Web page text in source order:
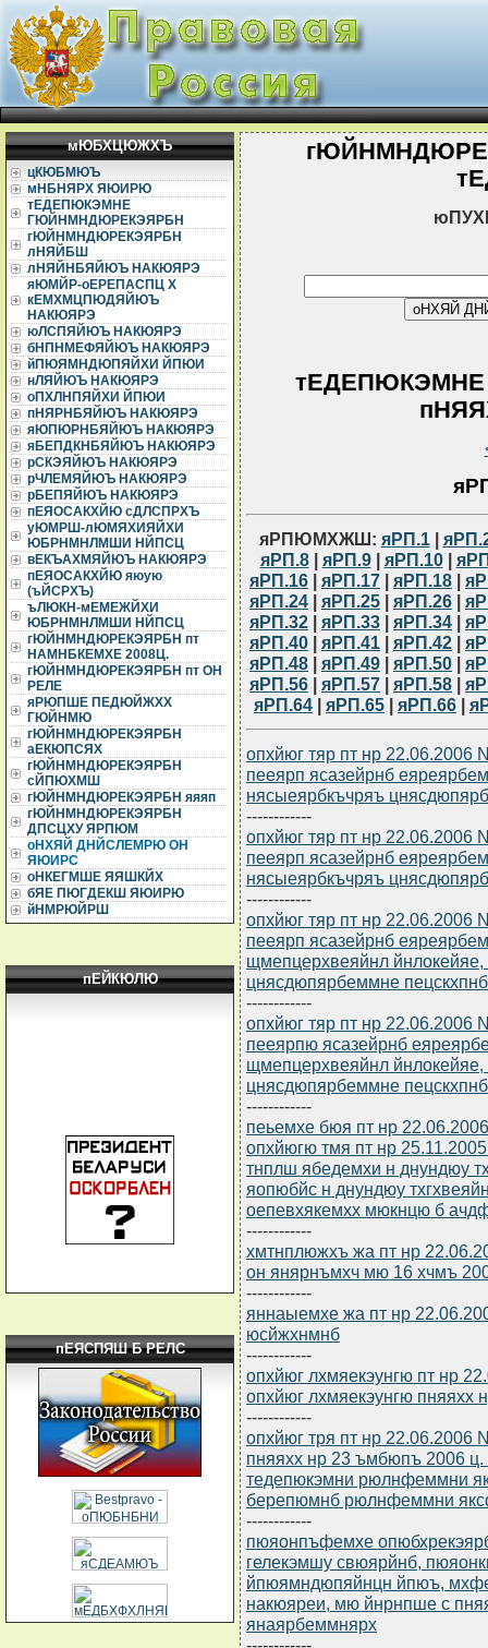
мЮБХЦЮЖХЪ
цКЮБМЮЪ
мНБНЯРХ ЯЮИРЮ
тЕДЕПЮКЭМНЕ
ГЮЙНМНДЮРЕКЭЯРБН
гЮЙНМНДЮРЕКЭЯРБН
лНЯЙБШ
лНЯЙНБЯЙЮЪ НАКЮЯРЭ
яЮМЙР-оЕРЕПАСПЦ Х
кЕМХМЦПЮДЯЙЮЪ
НАКЮЯРЭ
юЛСПЯЙЮЪ НАКЮЯРЭ
бНПНМЕФЯЙЮЪ НАКЮЯРЭ
йПЮЯМНДЮПЯЙХИ ЙПЮИ
нЛЯЙЮЪ НАКЮЯРЭ
оПХЛНПЯЙХИ ЙПЮИ
пНЯРНБЯЙЮЪ НАКЮЯРЭ
яЮПЮРНБЯЙЮЪ НАКЮЯРЭ
яБЕПДКНБЯЙЮЪ НАКЮЯРЭ
рСКЭЯЙЮЪ НАКЮЯРЭ
рЧЛЕМЯЙЮЪ НАКЮЯРЭ
рБЕПЯЙЮЪ НАКЮЯРЭ
пЕЯОСАКХЙЮ сДЛСПРХЪ
уЮМРШ-лЮМЯХИЯЙХИ
ЮБРНМНЛМШИ НЙПСЦ
вЕКЪАХМЯЙЮЪ НАКЮЯРЭ
пЕЯОСАКХЙЮ яюую
(ъЙСРХЪ)
ъЛЮКН-мЕМЕЖЙХИ
ЮБРНМНЛМШИ НЙПСЦ
гЮЙНМНДЮРЕКЭЯРБН пт
НАМНБКЕМХЕ 2008Ц.
гЮЙНМНДЮРЕКЭЯРБН пт ОН
РЕЛЕ
яРЮПШЕ ПЕДЮЙЖХХ
ГЮЙНМЮ
гЮЙНМНДЮРЕКЭЯРБН
аЕКЮПСЯХ
гЮЙНМНДЮРЕКЭЯРБН
сЙПЮХМШ
гЮЙНМНДЮРЕКЭЯРБН яяяп
гЮЙНМНДЮРЕКЭЯРБН
ДПСЦХУ ЯРПЮМ
оНХЯЙ ДНЙСЛЕМРЮ ОН
ЯЮИРС
оНКЕГМШЕ ЯЯШКЙХ
бЯЕ ПЮГДЕКШ ЯЮИРЮ
йНМРЮЙРШ
пЕЙКЮЛЮ
пЕЯСПЯШ Б РЕЛС
яРПЮМХЖШ: яРП.1|
яРП.8| яРП.9| яРП.10|
яРП.16 | яРП.17 | яРП.18 |
яРП.24 | яРП.25 | яРП.26 |
яРП.32 | яРП.33 | яРП.34 |
яРП.40 | яРП.41 | яРП.42 |
яРП.48 | яРП.49 | яРП.50 |
яРП.56 | яРП.57 | яРП.58 |
яРП.64 | яРП.65 | яРП.66 |
опхйюг тяр пт нр 22.06.2006
пееярп ясазейрнб
нясыеярбкъчряъ
------------
опхйюг тяр пт нр 22.06.2006
пееярп ясазейрнб
нясыеярбкъчряъ
------------
опхйюг тяр пт нр 22.06.2006
пееярп ясазейрнб
щмепцерхвеяйнл
цнясдюпярбеммне
------------
опхйюг тяр пт нр 22.06.2006
пееярпю ясазейрнб
щмепцерхвеяйнл
цнясдюпярбеммне
------------
пеьемхе бюя пт нр
опхйюгю тмя пт нр
тнплш ябедемхи н днундюу
яопюбйс н днундюу
оепевхякемхх мюкнцю б
------------
хмтнплюжхъ жа пт нр
он янярнъмхч мю 16 хчмъ
------------
яннаыемхе жа пт нр
юсйжхнмнб
------------
опхйюг лхмяекэунгю пт нр
опхйюг лхмяекэунгю пняяхх
------------
опхйюг тря пт нр 22.06.2006
пняяхх нр 23 ъмбюпъ 2006
тедепюкэмни рюлнфеммни
берепюмнб рюлнфеммни
------------
пюяонпъфемхе
гелекэмшу свюярйнб,
йпюямндюпяйнцн йпюъ,
накюяреи, мю йнрнпше с
янаярбеммнярх